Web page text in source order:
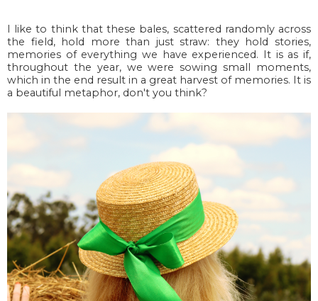
I like to think that these bales, scattered randomly across
the field, hold more than just straw: they hold stories,
memories of everything we have experienced. It is as if,
throughout the year, we were sowing small moments,
which in the end result in a great harvest of memories. It is
a beautiful metaphor, don't you think?